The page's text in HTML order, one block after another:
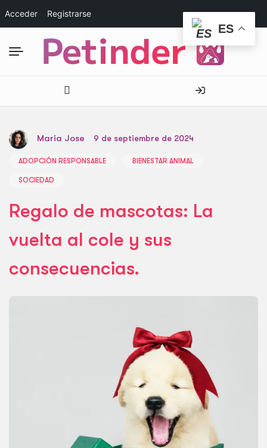
Acceder Registrarse
Maria Jose 9 de septiembre de 2024
ADOPCIÓN RESPONSABLE BIENESTAR ANIMAL
SOCIEDAD
Regalo de mascotas: La
vuelta al cole y sus
consecuencias.
ES